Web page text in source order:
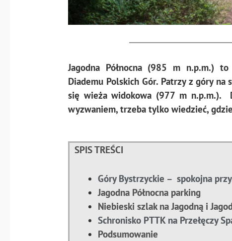
Jagodna Północna (985 m n.p.m.)
Diademu Polskich Gór. Patrzy z góry
się wieża widokowa (977 m n.p.m.).
wyzwaniem, trzeba tylko wiedzieć,
SPIS TREŚCI
Góry Bystrzyckie – spokojna
Jagodna Północna parking
Niebieski szlak na Jagodną i
Schronisko PTTK na Przełęczy
Podsumowanie